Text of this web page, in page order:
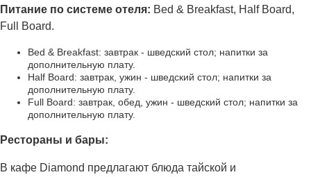
Питание по системе отеля: Bed & Breakfast, Half Board,
Full Board.
Bed & Breakfast: завтрак - шведский стол; напитки за
дополнительную плату.
Half Board: завтрак, ужин - шведский стол; напитки за
дополнительную плату.
Full Board: завтрак, обед, ужин - шведский стол; напитки за
дополнительную плату.
Рестораны и бары:
В кафе Diamond предлагают блюда тайской и